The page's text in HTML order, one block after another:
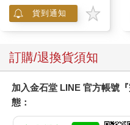
貨到通知
訂購/退換貨須知
加入金石堂 LINE 官方帳號
態：